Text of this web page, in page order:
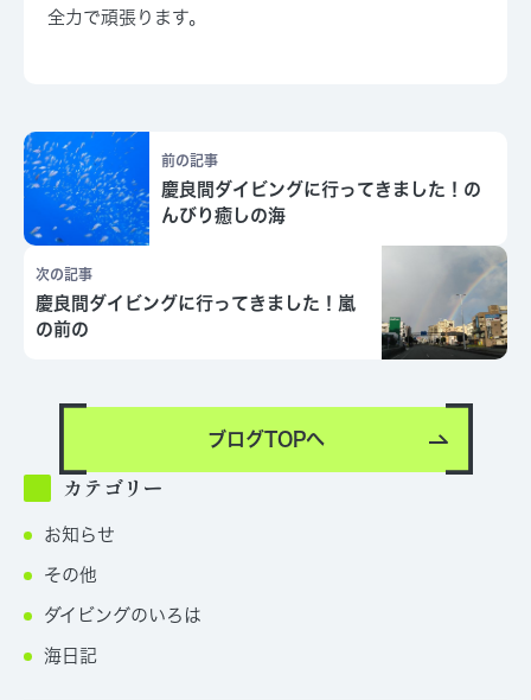
全力で頑張ります。
前の記事
慶良間ダイビングに行ってきました！の
んびり癒しの海
次の記事
慶良間ダイビングに行ってきました！嵐
の前の
ブログTOPへ
カテゴリー
お知らせ
その他
ダイビングのいろは
海日記